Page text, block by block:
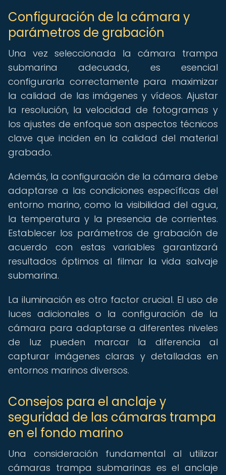
Configuración de la cámara y
parámetros de grabación
Una vez seleccionada la cámara trampa
submarina adecuada, es esencial
configurarla correctamente para maximizar
la calidad de las imágenes y vídeos. Ajustar
la resolución, la velocidad de fotogramas y
los ajustes de enfoque son aspectos técnicos
clave que inciden en la calidad del material
grabado.
Además, la configuración de la cámara debe
adaptarse a las condiciones específicas del
entorno marino, como la visibilidad del agua,
la temperatura y la presencia de corrientes.
Establecer los parámetros de grabación de
acuerdo con estas variables garantizará
resultados óptimos al filmar la vida salvaje
submarina.
La iluminación es otro factor crucial. El uso de
luces adicionales o la configuración de la
cámara para adaptarse a diferentes niveles
de luz pueden marcar la diferencia al
capturar imágenes claras y detalladas en
entornos marinos diversos.
Consejos para el anclaje y
seguridad de las cámaras trampa
en el fondo marino
Una consideración fundamental al utilizar
cámaras trampa submarinas es el anclaje